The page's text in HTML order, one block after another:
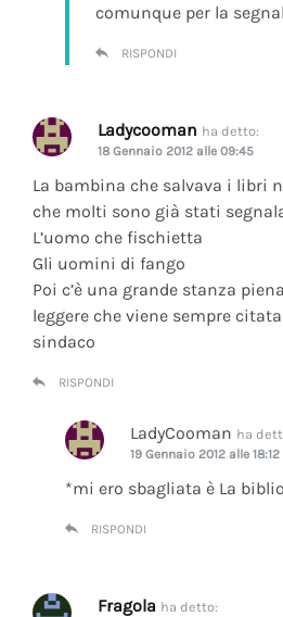
comunque per la
RISPONDI
Ladycooman ha detto:
18 Gennaio 2012 alle 09:45
La bambina che salvava i libri
che molti sono già stati
L’uomo che fischietta
Gli uomini di fango
Poi c’è una grande stanza
leggere che viene sempre
sindaco
RISPONDI
LadyCooman ha
19 Gennaio 2012 alle 18:12
*mi ero sbagliata è La
RISPONDI
Fragola ha detto: